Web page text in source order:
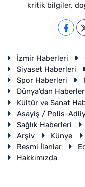
kritik bilgiler,
İzmir Haberleri
Siyaset Haberleri
Spor Haberleri
Dünya'dan Haberler
Kültür ve Sanat
Asayiş / Polis-
Sağlık Haberleri
Arşiv
Künye
Resmi İlanlar
Hakkımızda